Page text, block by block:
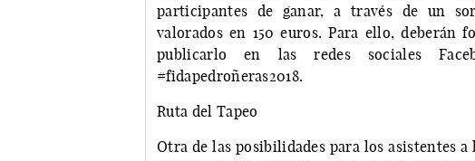
participantes de ganar, a través de un
valorados en 150 euros. Para ello,
publicarlo en las redes sociales
#fidapedroñeras2018.
Ruta del Tapeo
Otra de las posibilidades para los asistentes